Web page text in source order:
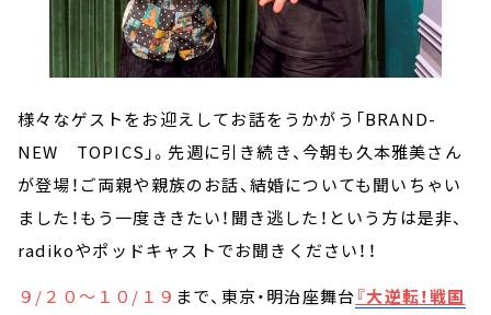
様々なゲストをお迎えしてお話をうかがう「BRAND-
NEW TOPICS」。先週に引き続き、今朝も久本雅美さん
が登場！ご両親や親族のお話、結婚についても聞いちゃい
ました！もう一度ききたい！聞き逃した！という方は是非、
radikoやポッドキャストでお聞きください！！
９/２０～１０/１９ まで、東京・明治座舞台『大逆転！戦国